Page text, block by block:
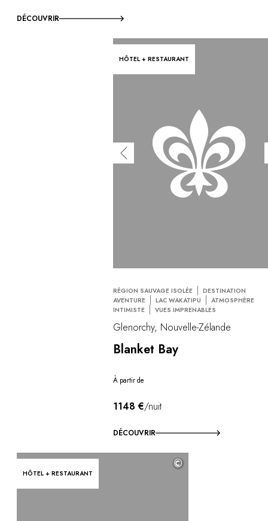
DÉCOUVRIR
HÔTEL + RESTAURANT
RÉGION SAUVAGE ISOLÉE
DESTINATION
AVENTURE
LAC WAKATIPU
ATMOSPHÈRE
INTIMISTE
VUES IMPRENABLES
Glenorchy, Nouvelle-Zélande
Blanket Bay
À partir de
1148 €/nuit
DÉCOUVRIR
HÔTEL + RESTAURANT
©